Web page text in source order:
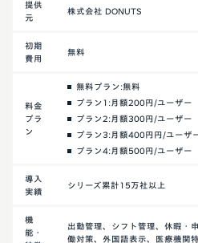
提供
元
株式会社 DONUTS
初期
費用
無料
料金
プラ
ン
無料プラン:無料
プラン1:月額200円/ユーザー
プラン2:月額300円/ユーザー
プラン3:月額400円円/ユーザ
プラン4:月額500円/ユーザー
導入
実績
シリーズ累計15万社以上
機
能・
出勤管理、シフト管理、休暇・
働対策、外国語表示、医療機関